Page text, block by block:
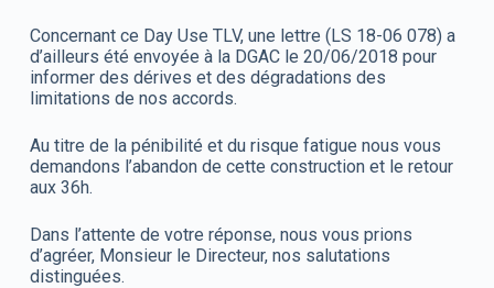
Concernant ce Day Use TLV, une lettre (LS 18-06 078) a
d’ailleurs été envoyée à la DGAC le 20/06/2018 pour
informer des dérives et des dégradations des
limitations de nos accords.
Au titre de la pénibilité et du risque fatigue nous vous
demandons l’abandon de cette construction et le retour
aux 36h.
Dans l’attente de votre réponse, nous vous prions
d’agréer, Monsieur le Directeur, nos salutations
distinguées.